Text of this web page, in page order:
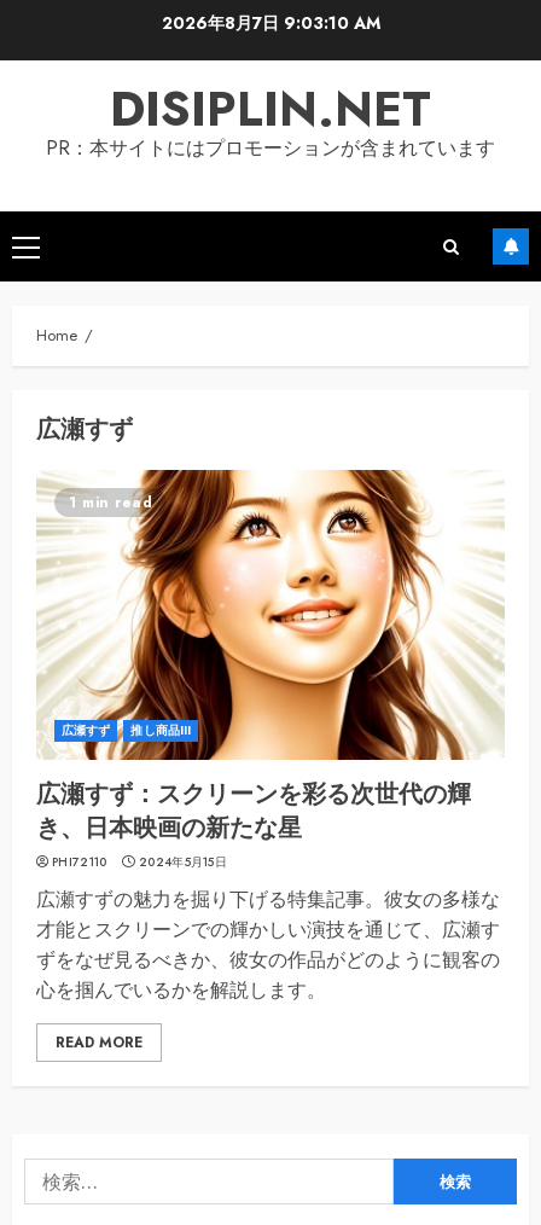
2026年8月7日 9:03:10 AM
DISIPLIN.NET
PR：本サイトにはプロモーションが含まれています
Primary
Menu
Home
広瀬すず
1 min read
広瀬すず 推し商品III
広瀬すず：スクリーンを彩る次世代の輝
き、日本映画の新たな星
PHI72110 2024年5月15日
広瀬すずの魅力を掘り下げる特集記事。彼女の多様な
才能とスクリーンでの輝かしい演技を通じて、広瀬す
ずをなぜ見るべきか、彼女の作品がどのように観客の
心を掴んでいるかを解説します。
READ MORE
索: